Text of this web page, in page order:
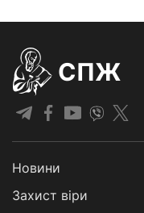
СПЖ
Новини
Захист віри